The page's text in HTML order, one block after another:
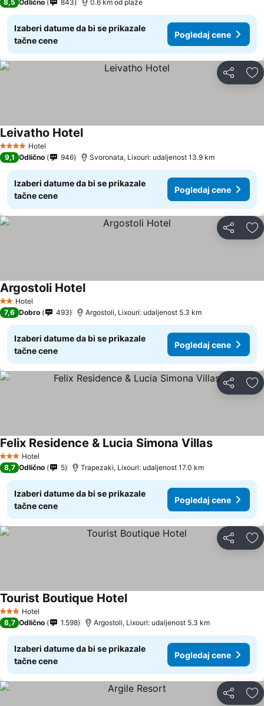
8,5 Odlično 843 0.6 km od plaže
Izaberi datume da bi se prikazale
tačne cene
Pogledaj cene
Deli
4 ZvezdiceHotel
Leivatho Hotel
9,1 Odlično 946 Svoronata, Lixouri: udaljenost 13.9 km
Izaberi datume da bi se prikazale
tačne cene
Pogledaj cene
Deli
2 Zvezdice
Hotel
Argostoli Hotel
7,6 Dobro 493 Argostoli, Lixouri: udaljenost 5.3 km
Izaberi datume da bi se prikazale
tačne cene
Pogledaj cene
Deli
3 Zvezdice
Hotel
Felix Residence & Lucia Simona Villas
8,7 Odlično 5 Trapezaki, Lixouri: udaljenost 17.0 km
Izaberi datume da bi se prikazale
tačne cene
Pogledaj cene
Deli
3 Zvezdice
Hotel
Tourist Boutique Hotel
8,7 Odlično 1.598 Argostoli, Lixouri: udaljenost 5.3 km
Izaberi datume da bi se prikazale
tačne cene
Pogledaj cene
Deli